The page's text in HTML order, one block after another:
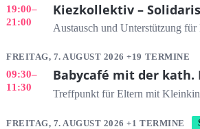
19:00–
21:00
Kiezkollektiv –
Austausch und Unterstützung
FREITAG, 7. AUGUST 2026 +19 TERMINE
09:30–
11:30
Babycafé mit der kath.
Treffpunkt für Eltern mit
FREITAG, 7. AUGUST 2026 +1 TERMINE